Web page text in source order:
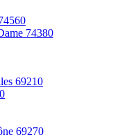
74380
69210
69270